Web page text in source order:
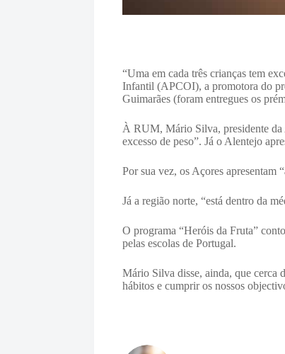
“Uma em cada três crianças tem
Infantil (APCOI), a promotora do
Guimarães (foram entregues os
À RUM, Mário Silva, presidente da
excesso de peso”. Já o Alentejo
Por sua vez, os Açores apresentam
Já a região norte, “está dentro da
O programa “Heróis da Fruta”
pelas escolas de Portugal.
Mário Silva disse, ainda, que cerca
hábitos e cumprir os nossos